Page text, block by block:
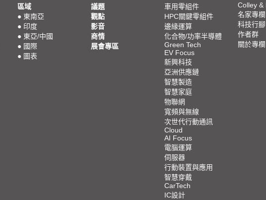
區域
● 東南亞
● 印度
● 東亞/中國
● 國際
● 圖表
議題
觀點
影音
商情
展會專區
車用零組件
HPC關鍵零組件
邊緣運算
化合物/功率半導體
Green Tech
EV Focus
新興科技
亞洲供應鏈
智慧製造
智慧家庭
物聯網
寬頻與無線
次世代行動通訊
Cloud
AI Focus
電腦運算
伺服器
行動裝置與應用
智慧穿戴
CarTech
IC設計
Colley &
名家專欄
科技行腳
作者群
關於專欄